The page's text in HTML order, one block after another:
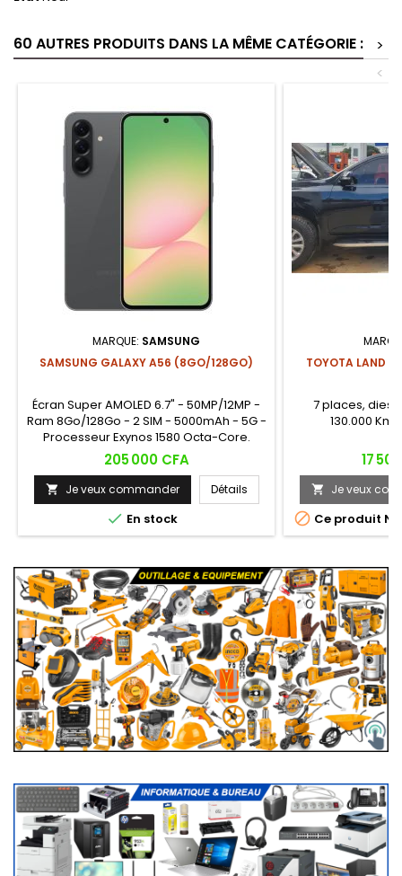
60 AUTRES PRODUITS DANS LA MÊME CATÉGORIE :
>
<
MARQUE: SAMSUNG
SAMSUNG GALAXY A56 (8GO/128GO)
Écran Super AMOLED 6.7" - 50MP/12MP -
Ram 8Go/128Go - 2 SIM - 5000mAh - 5G -
Processeur Exynos 1580 Octa-Core.
Prix
205 000 CFA
 Je veux commander Détails
 En stock
TOYOTA LAND
7 places,
130.000
Prix
17
 Je veux
 Ce produit